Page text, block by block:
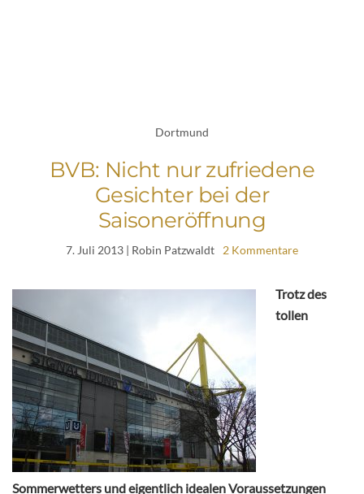
Dortmund
BVB: Nicht nur zufriedene
Gesichter bei der
Saisoneröffnung
7. Juli 2013 | Robin Patzwaldt 2 Kommentare
Trotz des
tollen
Sommerwetters und eigentlich idealen Voraussetzungen